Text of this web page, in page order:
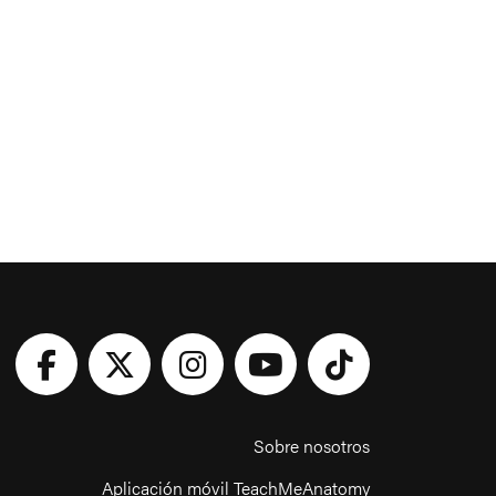
Sobre nosotros
Aplicación móvil TeachMeAnatomy